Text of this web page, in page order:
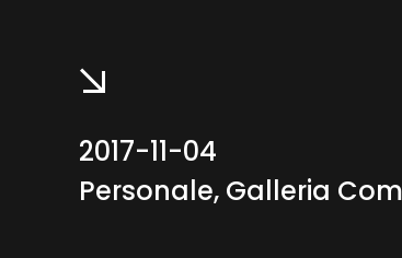
2017-11-04
Personale, Galleria